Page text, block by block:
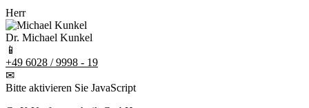
Herr
Dr. Michael Kunkel
📱
+49 6028 / 9998 - 19
✉
Bitte aktivieren Sie JavaScript